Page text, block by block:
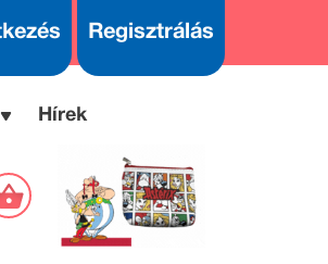
Regisztrálás
Hírek